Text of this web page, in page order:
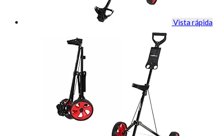
Vista rápida